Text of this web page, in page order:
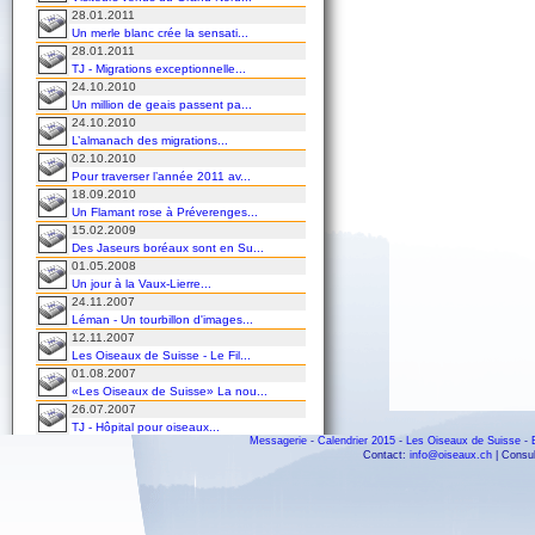
28.01.2011
Un merle blanc crée la sensati...
28.01.2011
TJ - Migrations exceptionnelle...
24.10.2010
Un million de geais passent pa...
24.10.2010
L’almanach des migrations...
02.10.2010
Pour traverser l’année 2011 av...
18.09.2010
Un Flamant rose à Préverenges...
15.02.2009
Des Jaseurs boréaux sont en Su...
01.05.2008
Un jour à la Vaux-Lierre...
24.11.2007
Léman - Un tourbillon d'images...
12.11.2007
Les Oiseaux de Suisse - Le Fil...
01.08.2007
«Les Oiseaux de Suisse» La nou...
26.07.2007
TJ - Hôpital pour oiseaux...
Un mois de juillet pas comme l...
A l'hôpital des oiseaux...
Messagerie - Calendrier 2015 - Les Oiseaux de Suisse -
Contact: info@oiseaux.ch |